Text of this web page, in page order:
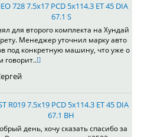
728 7.5x17 PCD 5x114.3 ET 45 DIA
67.1 S
для второго комплекта на Хундай
Менеджер уточнил марку авто
под конкретную машину, что уже о
говорит..
R019 7.5x19 PCD 5x114.3 ET 45 DIA
67.1 BH
день, хочу сказать спасибо за